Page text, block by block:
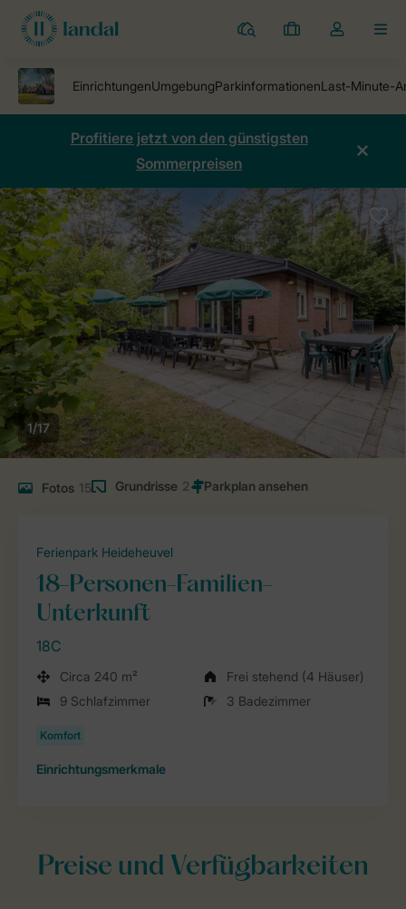
Ferienparks
Meine
Dropdown-
öffnen
Profitiere jetzt von den günstigsten
Sommerpreisen
1/17
Fotos 15 Grundrisse 2
Ferienpark Heideheuvel
18-Personen-Familien-
Unterkunft
18C
Circa 240 m²
Frei stehend (4 Häuser)
9 Schlafzimmer
3 Badezimmer
Einrichtungsmerkmale
Preise und Verfügbarkeiten